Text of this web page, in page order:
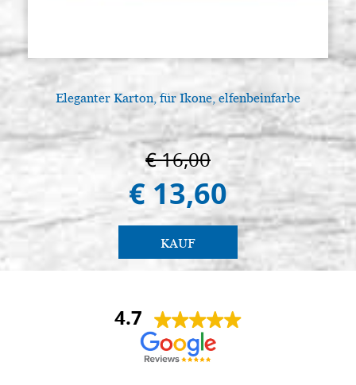
Eleganter Karton, für Ikone, elfenbeinfarbe
€ 16,00
€ 13,60
KAUF
4.7